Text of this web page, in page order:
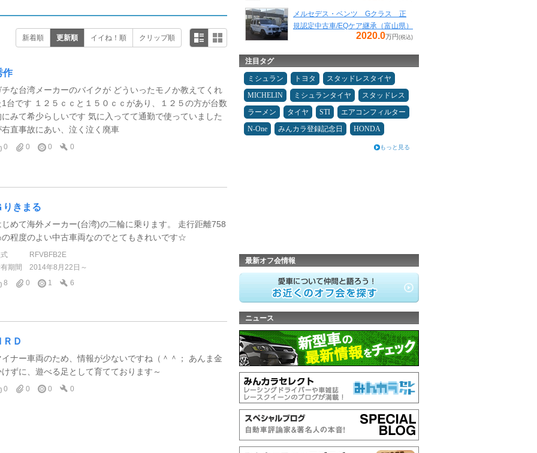
新着順 更新順 イイね！順 クリップ順
作
チな台湾メーカーのバイクが どういったモノか教えてくれ
1台です １２５ｃｃと１５０ｃｃがあり、１２５の方が台数
にみて希少らしいです 気に入ってて通勤で使っていました
右直事故にあい、泣く泣く廃車
0 0 0 0
りきまる
じめて海外メーカー(台湾)の二輪に乗ります。 走行距離758
の程度のよい中古車両なのでとてもきれいです☆
RFVBFB2E
期間
2014年8月22日～
8
0 1 6
ＲＤ
イナー車両のため、情報が少ないですね（＾＾； あんま金
けずに、遊べる足として育てております～
0 0 0 0
メルセデス・ベンツ Gクラス 正
規認定中古車/EQケア継承（富山県）
2020.0万円 (税込)
注目タグ
ミシュラン トヨタ
スタッドレスタイヤ
MICHELIN
ミシュランタイヤ
スタッドレス
ラーメン
タイヤ STI
エアコンフィルター
N-One
みんカラ登録記念日 HONDA
もっと見る
最新オフ会情報
ニュース